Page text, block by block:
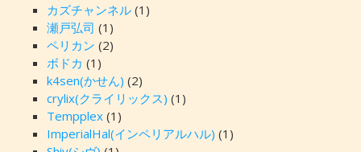
カズチャンネル(1)
瀬戸弘司 (1)
ペリカン (2)
ボドカ (1)
k4sen(かせん) (2)
crylix(クライリックス) (1)
Tempplex(1)
ImperialHal(インペリアルハル) (1)